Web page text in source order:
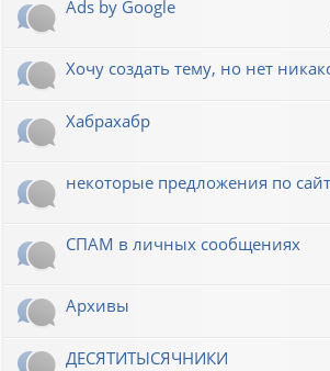
Ads by Google
Хочу создать тему, но нет
Хабрахабр
некоторые предложения по
СПАМ в личных сообщениях
Архивы
ДЕСЯТИТЫСЯЧНИКИ